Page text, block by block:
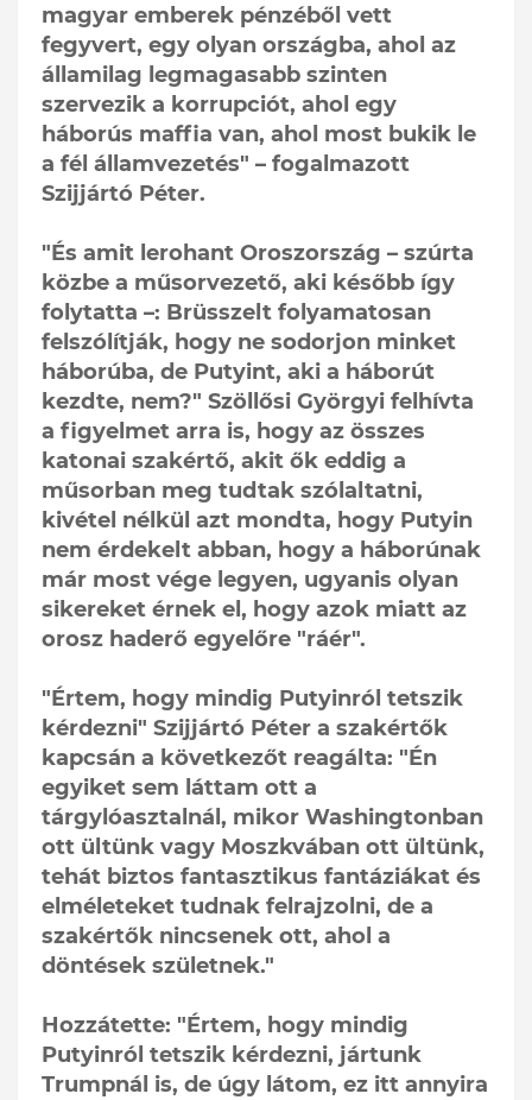
magyar emberek pénzéből vett
fegyvert, egy olyan országba, ahol az
államilag legmagasabb szinten
szervezik a korrupciót, ahol egy
háborús maffia van, ahol most bukik le
a fél államvezetés" – fogalmazott
Szijjártó Péter.
"És amit lerohant Oroszország – szúrta
közbe a műsorvezető, aki később így
folytatta –: Brüsszelt folyamatosan
felszólítják, hogy ne sodorjon minket
háborúba, de Putyint, aki a háborút
kezdte, nem?" Szöllősi Györgyi felhívta
a figyelmet arra is, hogy az összes
katonai szakértő, akit ők eddig a
műsorban meg tudtak szólaltatni,
kivétel nélkül azt mondta, hogy Putyin
nem érdekelt abban, hogy a háborúnak
már most vége legyen, ugyanis olyan
sikereket érnek el, hogy azok miatt az
orosz haderő egyelőre "ráér".
"Értem, hogy mindig Putyinról tetszik
kérdezni" Szijjártó Péter a szakértők
kapcsán a következőt reagálta: "Én
egyiket sem láttam ott a
tárgylóasztalnál, mikor Washingtonban
ott ültünk vagy Moszkvában ott ültünk,
tehát biztos fantasztikus fantáziákat és
elméleteket tudnak felrajzolni, de a
szakértők nincsenek ott, ahol a
döntések születnek."
Hozzátette: "Értem, hogy mindig
Putyinról tetszik kérdezni, jártunk
Trumpnál is, de úgy látom, ez itt annyira